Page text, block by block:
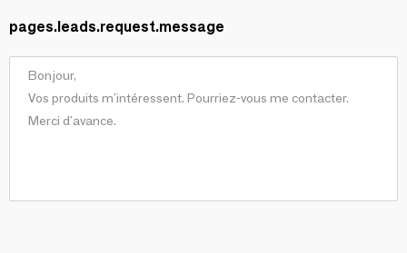
pages.leads.request.message